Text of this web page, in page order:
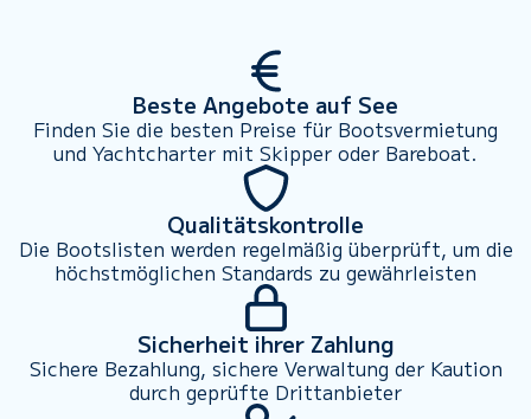
Beste Angebote auf See
Finden Sie die besten Preise für Bootsvermietung
und Yachtcharter mit Skipper oder Bareboat.
Qualitätskontrolle
Die Bootslisten werden regelmäßig überprüft, um die
höchstmöglichen Standards zu gewährleisten
Sicherheit ihrer Zahlung
Sichere Bezahlung, sichere Verwaltung der Kaution
durch geprüfte Drittanbieter